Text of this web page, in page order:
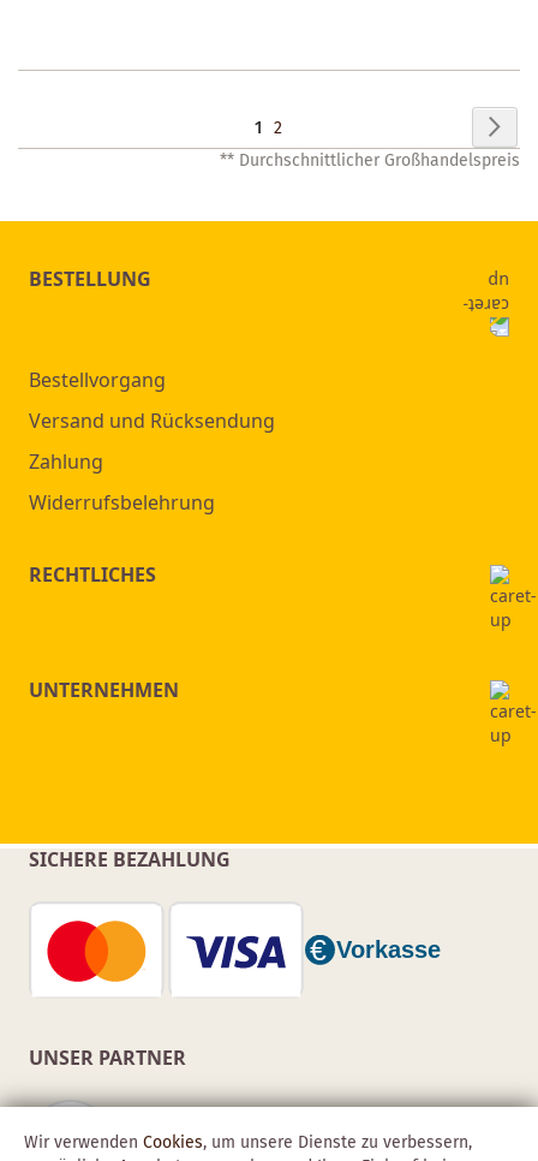
Seite
Sie
lesen
1 Seite
2
** Durchschnittlicher Großhandelspreis
BESTELLUNG
Bestellvorgang
Versand und Rücksendung
Zahlung
Widerrufsbelehrung
RECHTLICHES
UNTERNEHMEN
SICHERE BEZAHLUNG
UNSER PARTNER
Wir verwenden Cookies, um unsere Dienste zu verbessern,